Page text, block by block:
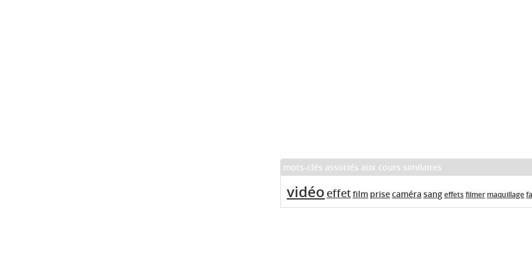
mots-clés associés aux cours similaires
vidéo effetfilm prisecaméra sangeffetsfilmer maquillage